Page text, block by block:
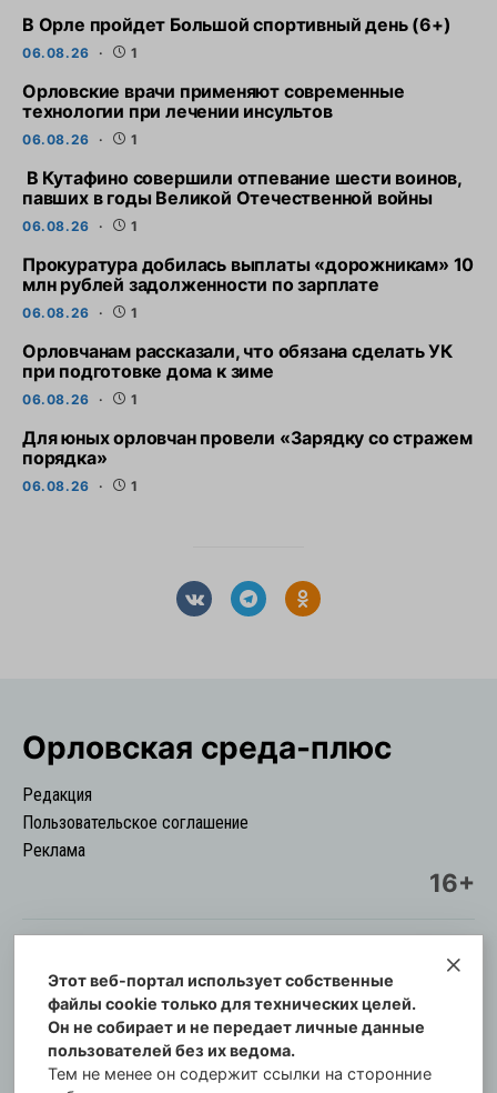
В Орле пройдет Большой спортивный день (6+)
06.08.26 1
Орловские врачи применяют современные
технологии при лечении инсультов
06.08.26 1
В Кутафино совершили отпевание шести воинов,
павших в годы Великой Отечественной войны
06.08.26 1
Прокуратура добилась выплаты «дорожникам» 10
млн рублей задолженности по зарплате
06.08.26 1
Орловчанам рассказали, что обязана сделать УК
при подготовке дома к зиме
06.08.26 1
Для юных орловчан провели «Зарядку со стражем
порядка»
06.08.26 1
Орловская cреда-плюс
Редакция
Пользовательское соглашение
Реклама
16+
© Информационный городской портал
Орловская cреда-плюс, 2021-2026
Свидетельство о регистрации СМИ: ПИ №57-
00254 от 29 октября 2013 г.
Этот веб-портал использует собственные
файлы cookie только для технических целей.
Он не собирает и не передает личные данные
пользователей без их ведома.
Тем не менее он содержит ссылки на сторонние